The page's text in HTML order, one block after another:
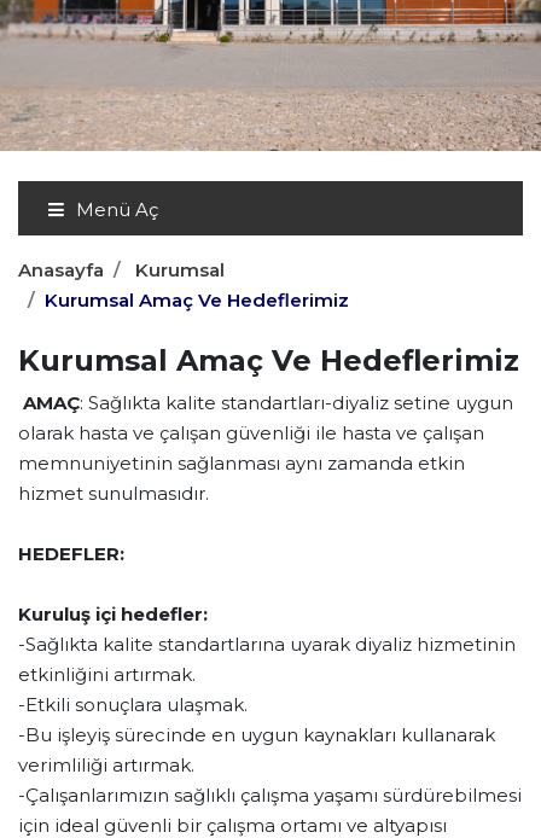
Menü Aç
Anasayfa
Kurumsal
Kurumsal Amaç Ve Hedeflerimiz
Kurumsal Amaç Ve Hedeflerimiz
AMAÇ: Sağlıkta kalite standartları-diyaliz setine uygun
olarak hasta ve çalışan güvenliği ile hasta ve çalışan
memnuniyetinin sağlanması aynı zamanda etkin
hizmet sunulmasıdır.
HEDEFLER:
Kuruluş içi hedefler:
-Sağlıkta kalite standartlarına uyarak diyaliz hizmetinin
etkinliğini artırmak.
-Etkili sonuçlara ulaşmak.
-Bu işleyiş sürecinde en uygun kaynakları kullanarak
verimliliği artırmak.
-Çalışanlarımızın sağlıklı çalışma yaşamı sürdürebilmesi
için ideal güvenli bir çalışma ortamı ve altyapısı